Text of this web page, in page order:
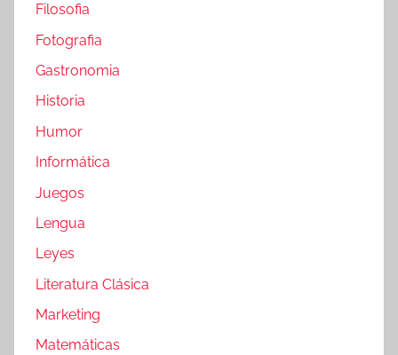
Filosofia
Fotografia
Gastronomia
Historia
Humor
Informática
Juegos
Lengua
Leyes
Literatura Clásica
Marketing
Matemáticas